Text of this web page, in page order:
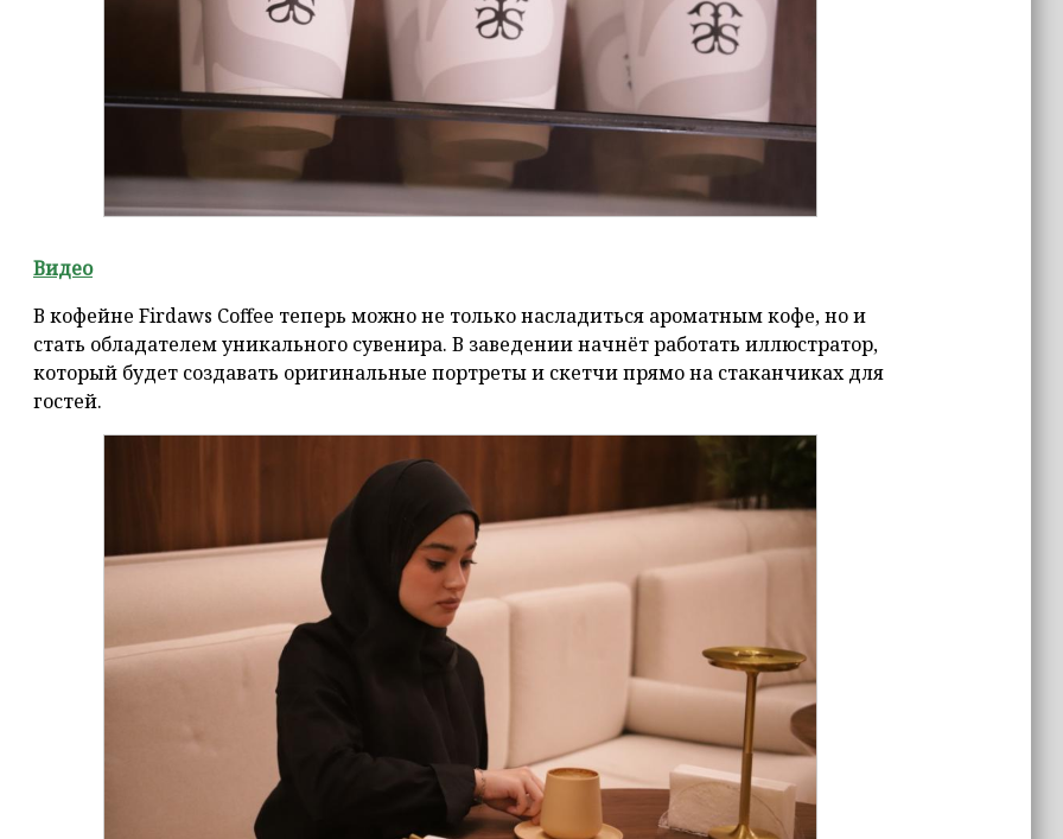
Видео
В кофейне Firdaws Coffee теперь можно не только насладиться ароматным кофе, но и
стать обладателем уникального сувенира. В заведении начнёт работать иллюстратор,
который будет создавать оригинальные портреты и скетчи прямо на стаканчиках для
гостей.